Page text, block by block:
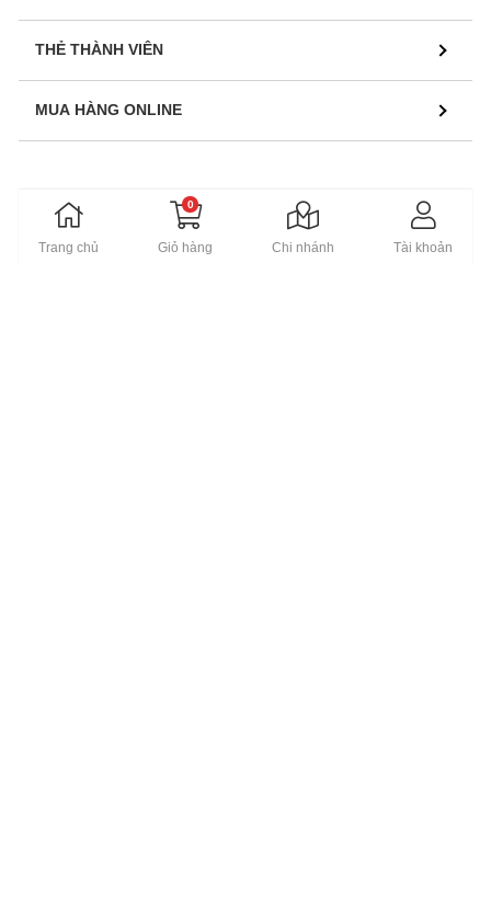
THẺ THÀNH VIÊN
MUA HÀNG ONLINE
PHÂN PHỐI SẢN PHẨM NỘI THẤT THƯƠNG HIỆU CAO
CẤP
Trang chủ
0
Giỏ hàng Chi nhánh Tài khoản